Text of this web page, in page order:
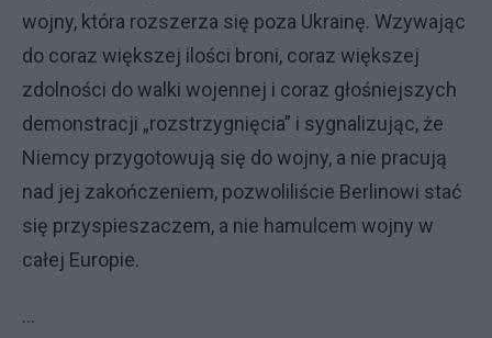
wojny, która rozszerza się poza Ukrainę. Wzywając
do coraz większej ilości broni, coraz większej
zdolności do walki wojennej i coraz głośniejszych
demonstracji „rozstrzygnięcia” i sygnalizując, że
Niemcy przygotowują się do wojny, a nie pracują
nad jej zakończeniem, pozwoliliście Berlinowi stać
się przyspieszaczem, a nie hamulcem wojny w
całej Europie.
...